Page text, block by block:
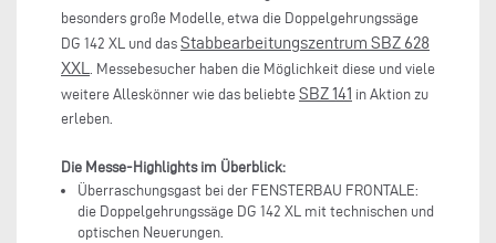
besonders große Modelle, etwa die Doppelgehrungssäge
DG 142 XL und das Stabbearbeitungszentrum SBZ 628
XXL
. Messebesucher haben die Möglichkeit diese und viele
weitere Alleskönner wie das beliebte SBZ 141 in Aktion zu
erleben.
Die Messe-Highlights im Überblick:
Überraschungsgast bei der FENSTERBAU FRONTALE:
die Doppelgehrungssäge DG 142 XL mit technischen und
optischen Neuerungen.